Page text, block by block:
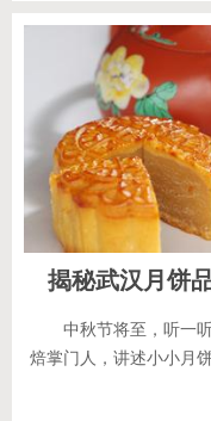
揭秘武汉月饼
中秋节将至，听一
焙掌门人，讲述小小月